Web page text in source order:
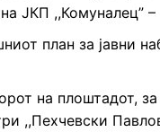
ЈКП ,,Комуналец”
план за јавни
на плоштадот,
,,Пехчевски